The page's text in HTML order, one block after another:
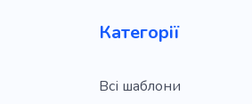
Категорії
Всі шаблони